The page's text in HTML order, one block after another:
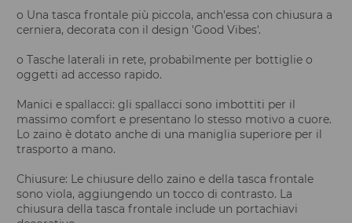
o Una tasca frontale più piccola, anch'essa con chiusura a
cerniera, decorata con il design 'Good Vibes'.
o Tasche laterali in rete, probabilmente per bottiglie o
oggetti ad accesso rapido.
Manici e spallacci: gli spallacci sono imbottiti per il
massimo comfort e presentano lo stesso motivo a cuore.
Lo zaino è dotato anche di una maniglia superiore per il
trasporto a mano.
Chiusure: Le chiusure dello zaino e della tasca frontale
sono viola, aggiungendo un tocco di contrasto. La
chiusura della tasca frontale include un portachiavi